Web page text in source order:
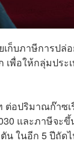
ก็บภาษีการปล่
พื่อให้กลุ่มปร
อปริมาณก๊าซเ
และภาษีจะ
น ในอีก 5 ปีถัด